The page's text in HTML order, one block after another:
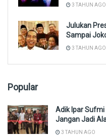
3 TAHUN AGO
Julukan
Sampai
3 TAHUN AGO
Popular
Adik Ipar
Jangan Jadi
3 TAHUN AGO